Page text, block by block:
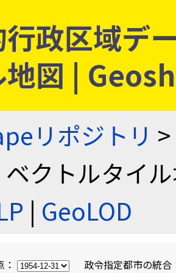
政区域デ
地図 |
リポジトリ >
ベクトルタイ
| GeoLOD
政令指定都市の統